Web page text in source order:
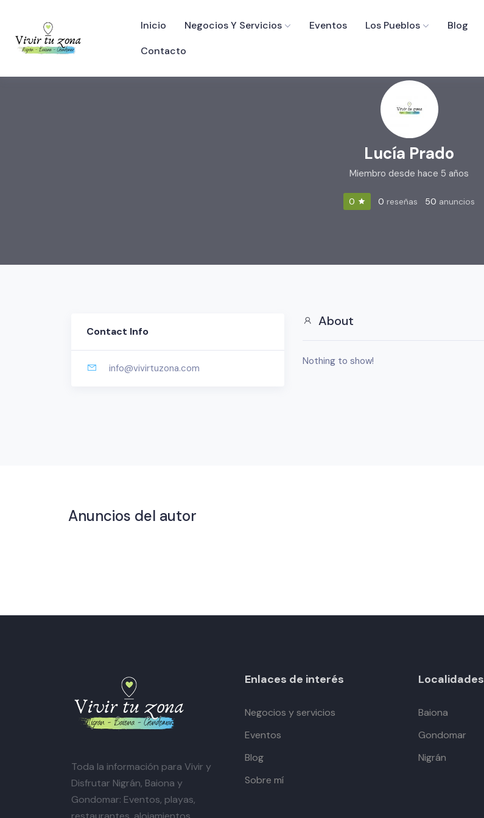
Inicio Negocios Y Servicios Eventos Los Pueblos
Blog
Contacto
Lucía Prado
Miembro desde hace 5 años
0 0 reseñas 50 anuncios
Contact Info
info@vivirtuzona.com
About
Nothing to show!
Anuncios del autor
Toda la información para Vivir y
Disfrutar Nigrán, Baiona y
Gondomar: Eventos, playas,
Enlaces de interés
Negocios y servicios
Eventos
Blog
Sobre mí
Localidades
Baiona
Gondomar
Nigrán